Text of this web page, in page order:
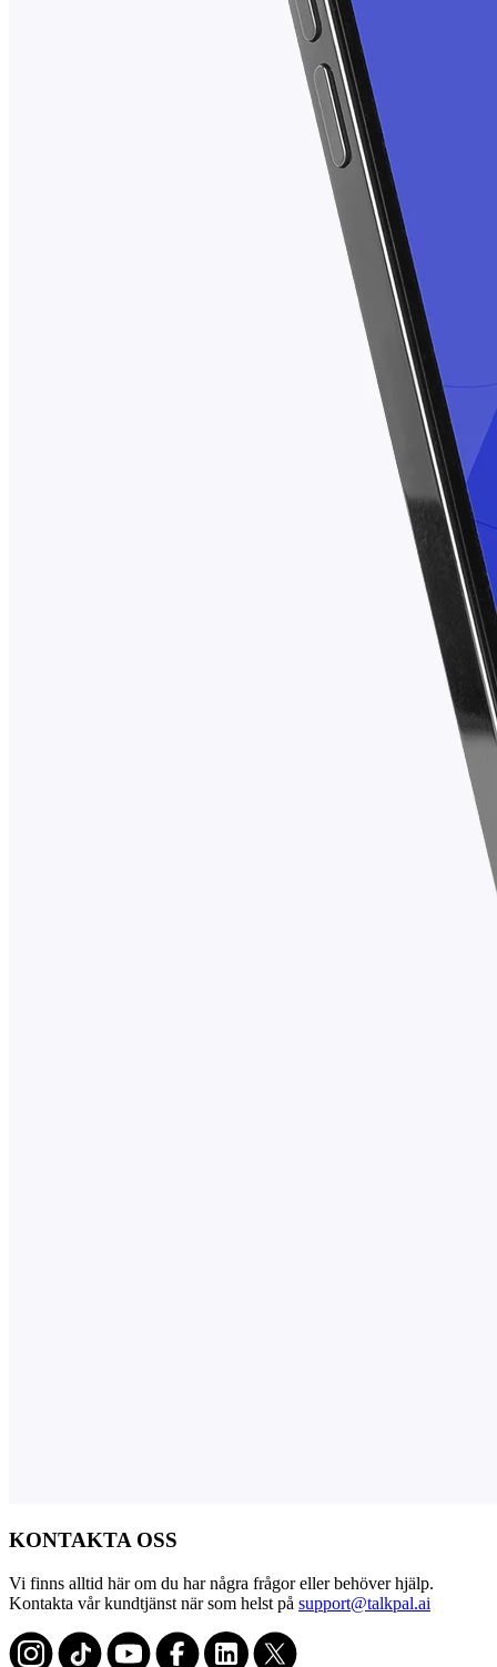
KONTAKTA OSS
Vi finns alltid här om du har några frågor eller behöver hjälp.
Kontakta vår kundtjänst när som helst på support@talkpal.ai